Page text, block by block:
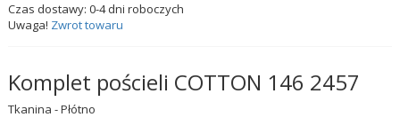
Czas dostawy:0-4dni roboczych
Uwaga! Zwrot towaru
Komplet pościeli COTTON 146 2457
Tkanina - Płótno